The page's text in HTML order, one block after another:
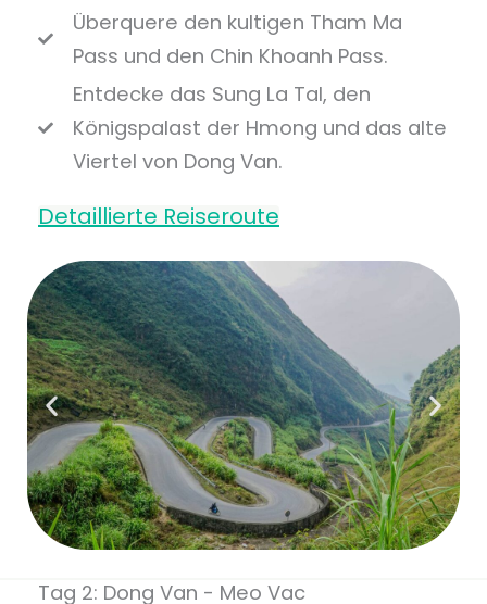
Überquere den kultigen Tham Ma
Pass und den Chin Khoanh Pass.
Entdecke das Sung La Tal, den
Königspalast der Hmong und das alte
Viertel von Dong Van.
Detaillierte Reiseroute
Tag 2: Dong Van - Meo Vac